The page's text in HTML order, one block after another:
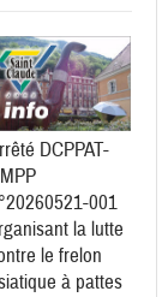
DCPPAT-
001
la lutte
le frelon
à pattes